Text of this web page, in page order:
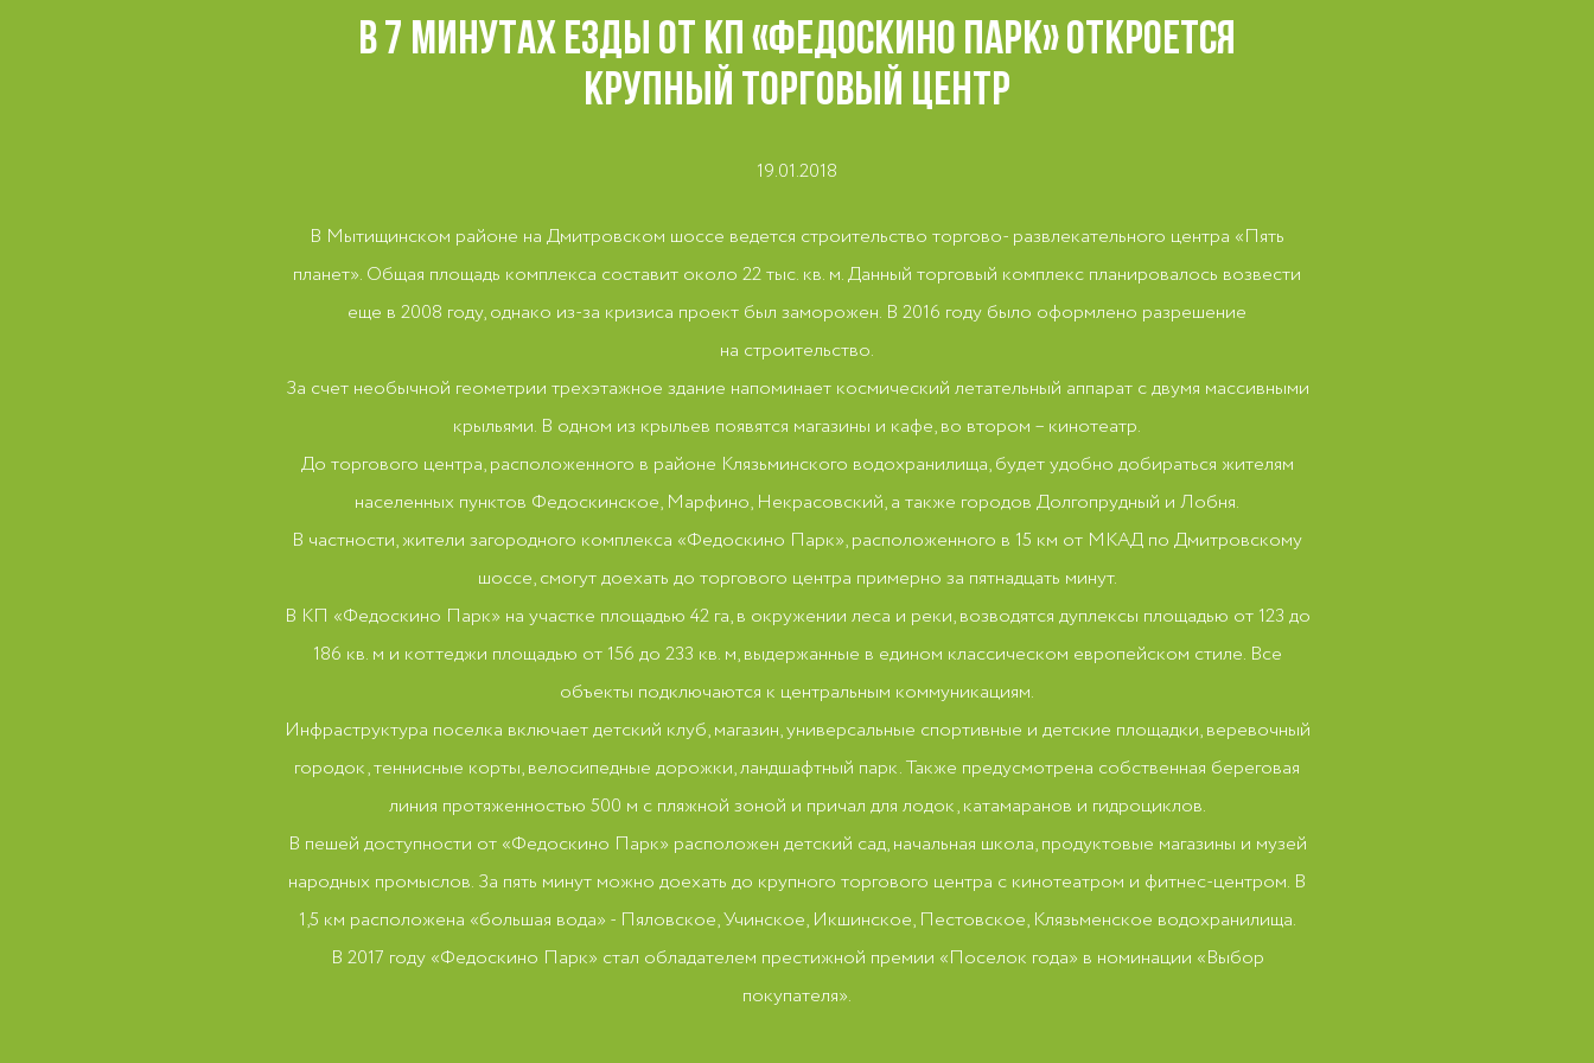
В 7 МИНУТАХ ЕЗДЫ ОТ КП «ФЕДОСКИНО ПАРК» ОТКРОЕТСЯ
КРУПНЫЙ ТОРГОВЫЙ ЦЕНТР
19.01.2018
В Мытищинском районе на Дмитровском шоссе ведется строительство торгово- развлекательного центра «Пять
планет». Общая площадь комплекса составит около 22 тыс. кв. м. Данный торговый комплекс планировалось возвести
еще в 2008 году, однако из-за кризиса проект был заморожен. В 2016 году было оформлено разрешение
на строительство.
За счет необычной геометрии трехэтажное здание напоминает космический летательный аппарат с двумя массивными
крыльями. В одном из крыльев появятся магазины и кафе, во втором – кинотеатр.
До торгового центра, расположенного в районе Клязьминского водохранилища, будет удобно добираться жителям
населенных пунктов Федоскинское, Марфино, Некрасовский, а также городов Долгопрудный и Лобня.
В частности, жители загородного комплекса «Федоскино Парк», расположенного в 15 км от МКАД по Дмитровскому
шоссе, смогут доехать до торгового центра примерно за пятнадцать минут.
В КП «Федоскино Парк» на участке площадью 42 га, в окружении леса и реки, возводятся дуплексы площадью от 123 до
186 кв. м и коттеджи площадью от 156 до 233 кв. м, выдержанные в едином классическом европейском стиле. Все
объекты подключаются к центральным коммуникациям.
Инфраструктура поселка включает детский клуб, магазин, универсальные спортивные и детские площадки, веревочный
городок, теннисные корты, велосипедные дорожки, ландшафтный парк. Также предусмотрена собственная береговая
линия протяженностью 500 м с пляжной зоной и причал для лодок, катамаранов и гидроциклов.
В пешей доступности от «Федоскино Парк» расположен детский сад, начальная школа, продуктовые магазины и музей
народных промыслов. За пять минут можно доехать до крупного торгового центра с кинотеатром и фитнес-центром. В
1,5 км расположена «большая вода» - Пяловское, Учинское, Икшинское, Пестовское, Клязьменское водохранилища.
В 2017 году «Федоскино Парк» стал обладателем престижной премии «Поселок года» в номинации «Выбор
покупателя».